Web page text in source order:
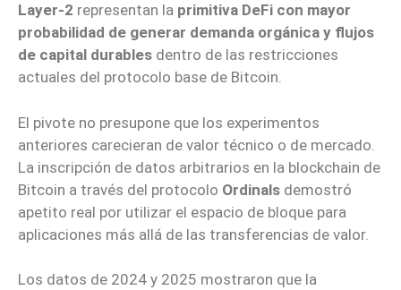
Layer-2 representan la primitiva DeFi con mayor
probabilidad de generar demanda orgánica y flujos
de capital durables dentro de las restricciones
actuales del protocolo base de Bitcoin.
El pivote no presupone que los experimentos
anteriores carecieran de valor técnico o de mercado.
La inscripción de datos arbitrarios en la blockchain de
Bitcoin a través del protocolo Ordinals demostró
apetito real por utilizar el espacio de bloque para
aplicaciones más allá de las transferencias de valor.
Los datos de 2024 y 2025 mostraron que la